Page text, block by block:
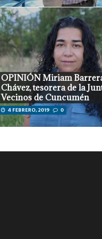
OPINIÓN Miriam
Chávez, tesorera de la
Vecinos de Cuncumén
4 FEBRERO, 2019 0